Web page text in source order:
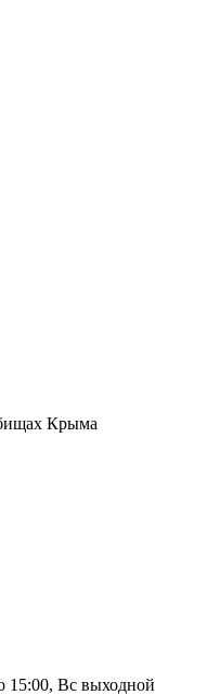
Крыма
15:00, Вс выходной